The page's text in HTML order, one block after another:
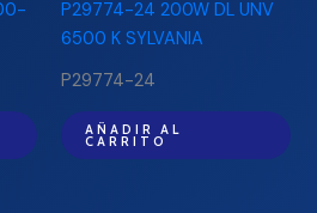
P29774-24
AÑADIR AL
CARRITO